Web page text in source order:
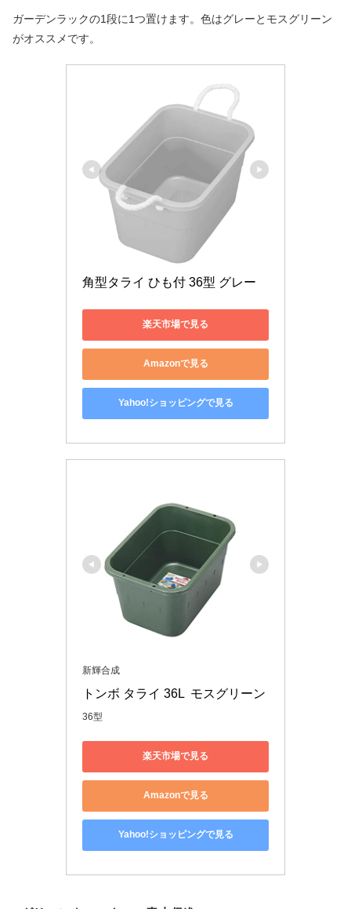
ガーデンラックの1段に1つ置けます。色はグレーとモスグリーン
がオススメです。
角型タライ ひも付 36型 グレー
楽天市場で見る
Amazonで見る
Yahoo!ショッピングで見る
新輝合成
トンボ タライ 36L  モスグリーン
36型
楽天市場で見る
Amazonで見る
Yahoo!ショッピングで見る